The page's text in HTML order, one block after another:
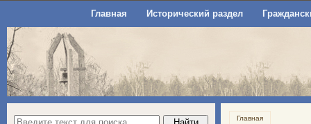
Главная Исторический раздел
Главная